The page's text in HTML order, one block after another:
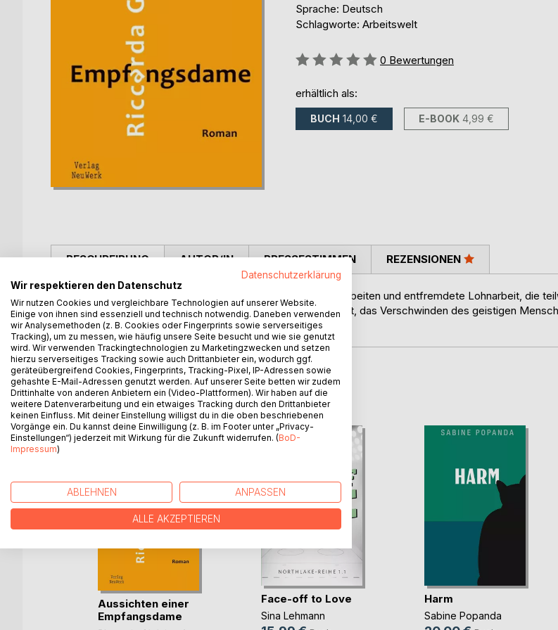
Sprache: Deutsch
Schlagworte: Arbeitswelt
Bewertung::
0 Bewertungen
erhältlich als:
BUCH 14,00 € E-BOOK 4,99 €
BESCHREIBUNG
Riccarda Gleichaufs Prosa atmet Gegenwart: Prekäres Arbeiten und entfremdete Lohnarbeit, die
Unsichtbarkeit von (Bildungs-)Biografien in der Berufswelt, das Verschwinden des geistigen
Funktionierenmüssen.“ (Julia Mantel)
AUTOR/IN PRESSESTIMMEN REZENSIONEN
WEITERE TITEL BEIBoD
Aussichten einer
Empfangsdame
Face-off to Love
Sina Lehmann
Harm
Sabine Popanda
Datenschutzerklärung
Wir respektieren den Datenschutz
Wir nutzen Cookies und vergleichbare Technologien auf unserer Website.
Einige von ihnen sind essenziell und technisch notwendig. Daneben verwenden
wir Analysemethoden (z. B. Cookies oder Fingerprints sowie serverseitiges
Tracking), um zu messen, wie häufig unsere Seite besucht und wie sie genutzt
wird. Wir verwenden Trackingtechnologien zu Marketingzwecken und setzen
hierzu serverseitiges Tracking sowie auch Drittanbieter ein, wodurch ggf.
geräteübergreifend Cookies, Fingerprints, Tracking-Pixel, IP-Adressen sowie
gehashte E-Mail-Adressen genutzt werden. Auf unserer Seite betten wir zudem
Drittinhalte von anderen Anbietern ein (Video-Plattformen). Wir haben auf die
weitere Datenverarbeitung und ein etwaiges Tracking durch den Drittanbieter
keinen Einfluss. Mit deiner Einstellung willigst du in die oben beschriebenen
Vorgänge ein. Du kannst deine Einwilligung (z. B. im Footer unter „Privacy-
Einstellungen“) jederzeit mit Wirkung für die Zukunft widerrufen. (BoD-
Impressum)
ABLEHNEN ANPASSEN
ALLE AKZEPTIEREN